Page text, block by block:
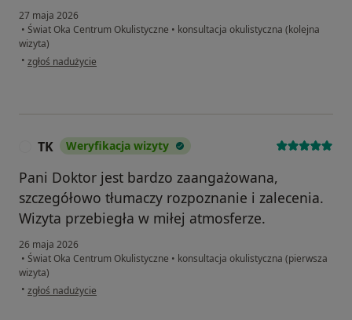
27 maja 2026
• Świat Oka Centrum Okulistyczne • konsultacja okulistyczna (kolejna
wizyta)
• w opinii użytkownika M
zgłoś nadużycie
TK Weryfikacja wizyty
Pani Doktor jest bardzo zaangażowana,
szczegółowo tłumaczy rozpoznanie i zalecenia.
Wizyta przebiegła w miłej atmosferze.
26 maja 2026
• Świat Oka Centrum Okulistyczne • konsultacja okulistyczna (pierwsza
wizyta)
• w opinii użytkownika TK
zgłoś nadużycie